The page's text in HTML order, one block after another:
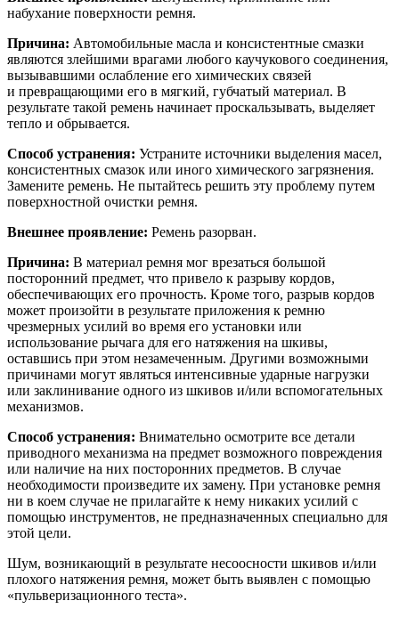
набухание поверхности ремня.
Причина: Автомобильные масла и консистентные смазки
являются злейшими врагами любого каучукового соединения,
вызывавшими ослабление его химических связей
и превращающими его в мягкий, губчатый материал. В
результате такой ремень начинает проскальзывать, выделяет
тепло и обрывается.
Способ устранения: Устраните источники выделения масел,
консистентных смазок или иного химического загрязнения.
Замените ремень. Не пытайтесь решить эту проблему путем
поверхностной очистки ремня.
Внешнее проявление: Ремень разорван.
Причина: В материал ремня мог врезаться большой
посторонний предмет, что привело к разрыву кордов,
обеспечивающих его прочность. Кроме того, разрыв кордов
может произойти в результате приложения к ремню
чрезмерных усилий во время его установки или
использование рычага для его натяжения на шкивы,
оставшись при этом незамеченным. Другими возможными
причинами могут являться интенсивные ударные нагрузки
или заклинивание одного из шкивов и/или вспомогательных
механизмов.
Способ устранения: Внимательно осмотрите все детали
приводного механизма на предмет возможного повреждения
или наличие на них посторонних предметов. В случае
необходимости произведите их замену. При установке ремня
ни в коем случае не прилагайте к нему никаких усилий с
помощью инструментов, не предназначенных специально для
этой цели.
Шум, возникающий в результате несоосности шкивов и/или
плохого натяжения ремня, может быть выявлен с помощью
«пульверизационного теста».